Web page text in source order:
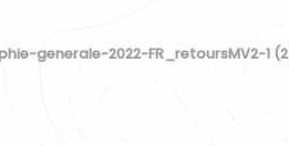
generale-2022-FR_retoursMV2-1